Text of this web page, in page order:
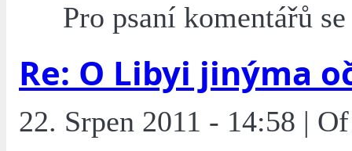
Pro psaní komentářů
Re: O Libyi jinýma
22. Srpen 2011 - 14:58 |